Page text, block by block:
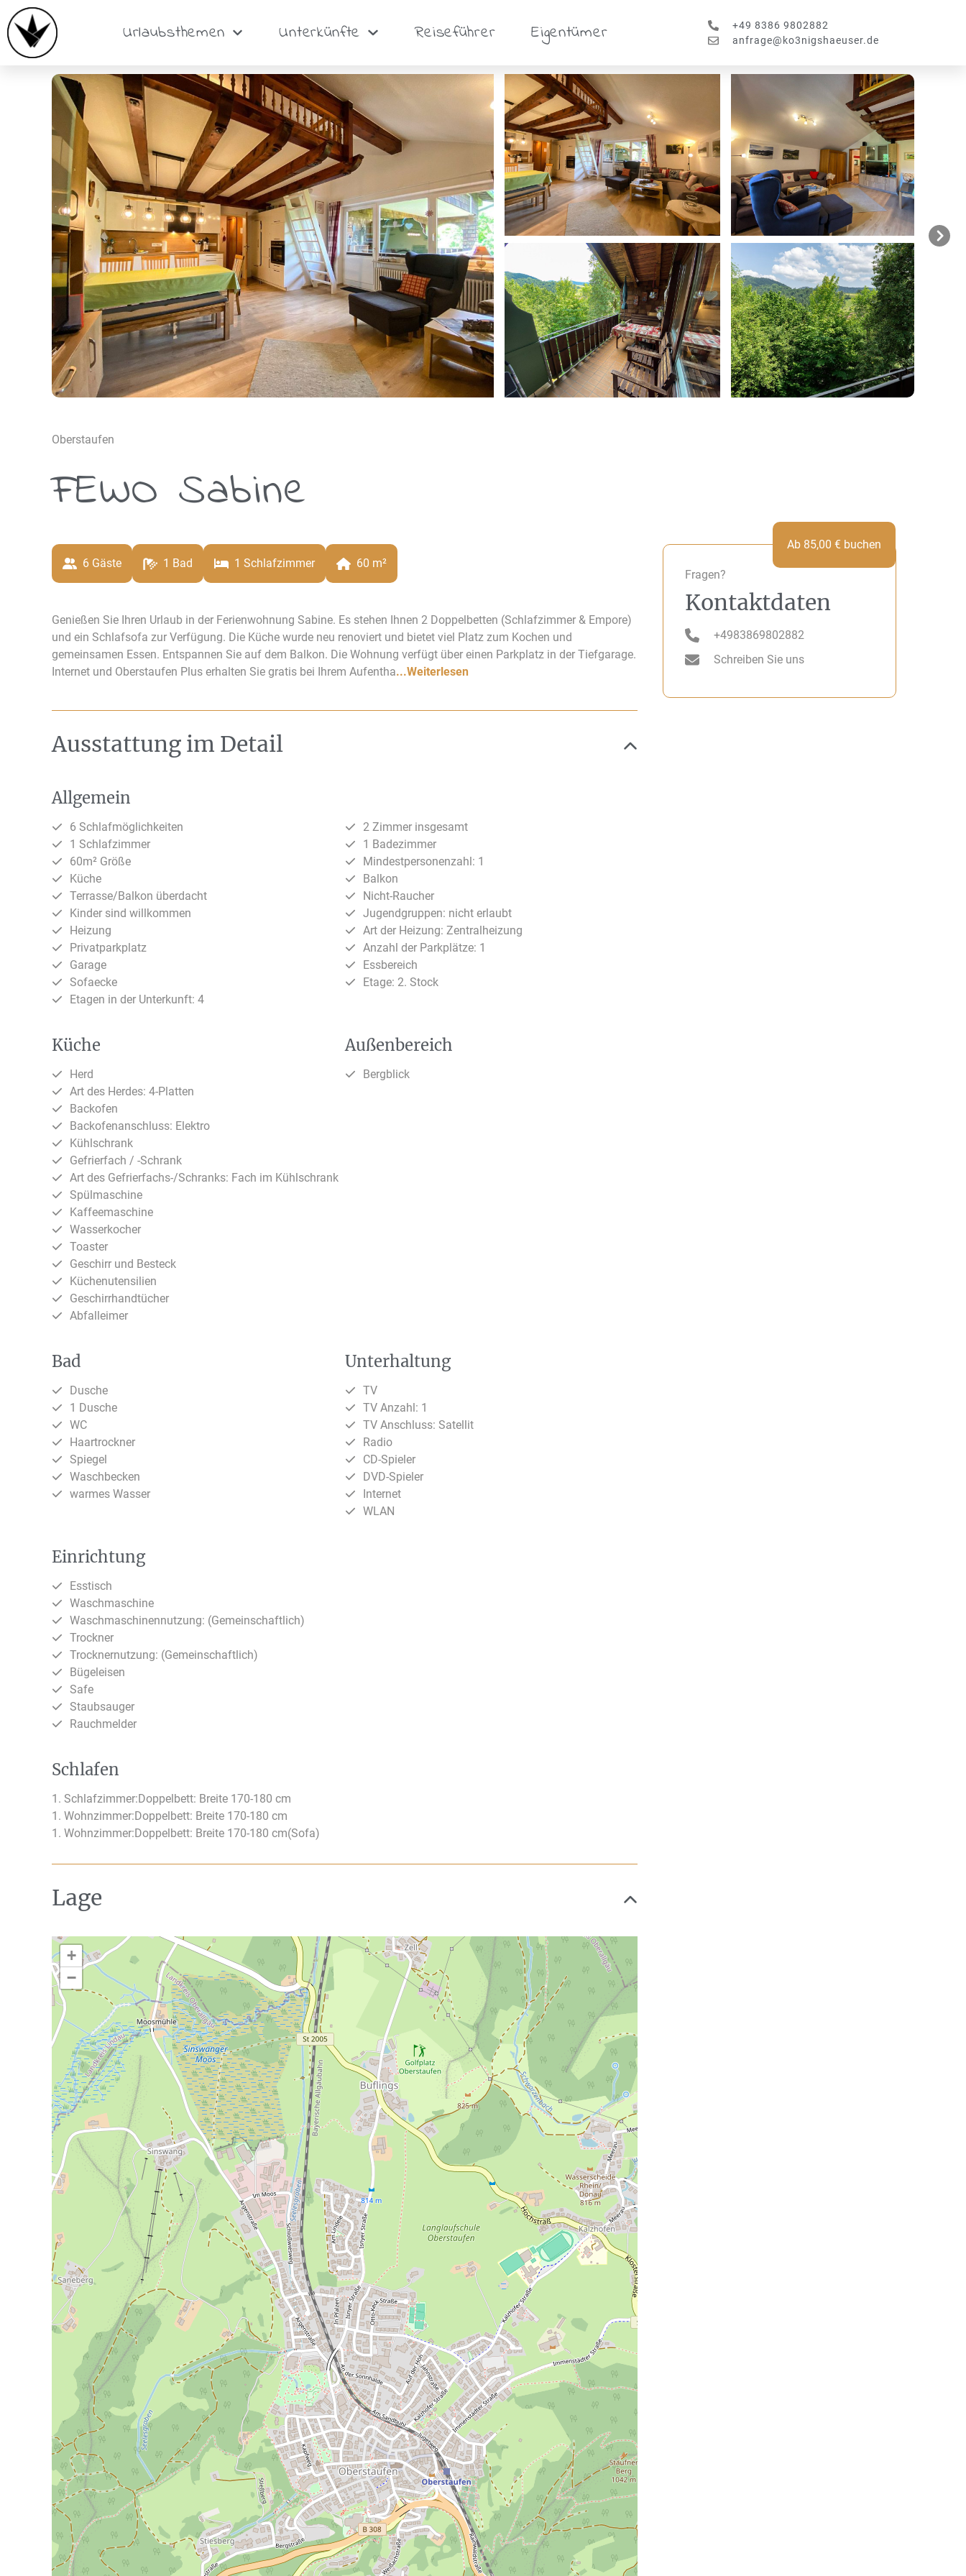
Urlaubsthemen Unterkünfte Reiseführer Eigentümer
+49 8386 9802882
anfrage@ko3nigshaeuser.de
Oberstaufen
FEWO Sabine
6 Gäste 1 Bad 1 Schlafzimmer 60 m²
Genießen Sie Ihren Urlaub in der Ferienwohnung Sabine. Es stehen Ihnen 2 Doppelbetten (Schlafzimmer & Empore)
und ein Schlafsofa zur Verfügung. Die Küche wurde neu renoviert und bietet viel Platz zum Kochen und
gemeinsamen Essen. Entspannen Sie auf dem Balkon. Die Wohnung verfügt über einen Parkplatz in der Tiefgarage.
Internet und Oberstaufen Plus erhalten Sie gratis bei Ihrem Aufentha...Weiterlesen
Ab 85,00 € buchen
Fragen?
Kontaktdaten
+4983869802882
Schreiben Sie uns
Ausstattung im Detail
Allgemein
6 Schlafmöglichkeiten
2 Zimmer insgesamt
1 Schlafzimmer
1 Badezimmer
60m² Größe
Mindestpersonenzahl: 1
Küche
Balkon
Terrasse/Balkon überdacht
Nicht-Raucher
Kinder sind willkommen
Jugendgruppen: nicht erlaubt
Heizung
Art der Heizung: Zentralheizung
Privatparkplatz
Anzahl der Parkplätze: 1
Garage
Essbereich
Sofaecke
Etage: 2. Stock
Etagen in der Unterkunft: 4
Küche
Herd
Art des Herdes: 4-Platten
Backofen
Backofenanschluss: Elektro
Kühlschrank
Gefrierfach / -Schrank
Art des Gefrierfachs-/Schranks: Fach im Kühlschrank
Spülmaschine
Kaffeemaschine
Wasserkocher
Toaster
Geschirr und Besteck
Küchenutensilien
Geschirrhandtücher
Abfalleimer
Außenbereich
Bergblick
Bad
Dusche
1 Dusche
WC
Haartrockner
Spiegel
Waschbecken
warmes Wasser
Unterhaltung
TV
TV Anzahl: 1
TV Anschluss: Satellit
Radio
CD-Spieler
DVD-Spieler
Internet
WLAN
Einrichtung
Esstisch
Waschmaschine
Waschmaschinennutzung: (Gemeinschaftlich)
Trockner
Trocknernutzung: (Gemeinschaftlich)
Bügeleisen
Safe
Staubsauger
Rauchmelder
Schlafen
1. Schlafzimmer: Doppelbett: Breite 170-180 cm
1. Wohnzimmer: Doppelbett: Breite 170-180 cm
1. Wohnzimmer: Doppelbett: Breite 170-180 cm(Sofa)
Lage